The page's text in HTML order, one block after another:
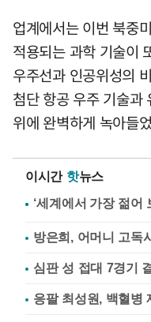
업계에서는 이번 북중
적용되는 과학 기술이
우주선과 인공위성의
첨단 항공 우주 기술과
위에 완벽하게 녹아들
이시간 핫뉴스
방은희, 어머니 고독
심판 성 접대 7경기
응팔 최성원, 백혈